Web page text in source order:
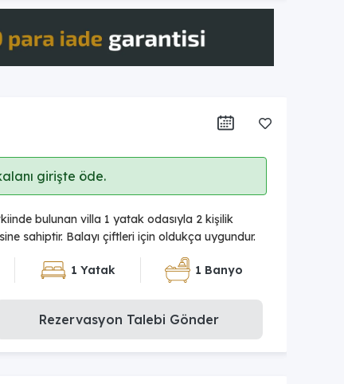
girişte öde.
bulunan villa 1 yatak odasıyla 2 kişilik
sahiptir. Balayı çiftleri için oldukça uygundur.
1 Yatak 1 Banyo
Rezervasyon Talebi Gönder